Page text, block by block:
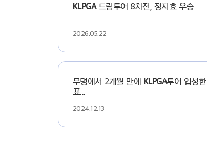
KLPGA드림투어 8차전, 정지효 우승
2026.05.22
무명에서 2개월 만에 KLPGA투어 입성한
표...
2024.12.13